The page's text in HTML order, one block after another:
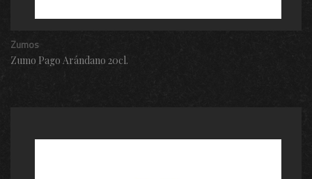
Zumos
Zumo Pago Arándano 20cl.